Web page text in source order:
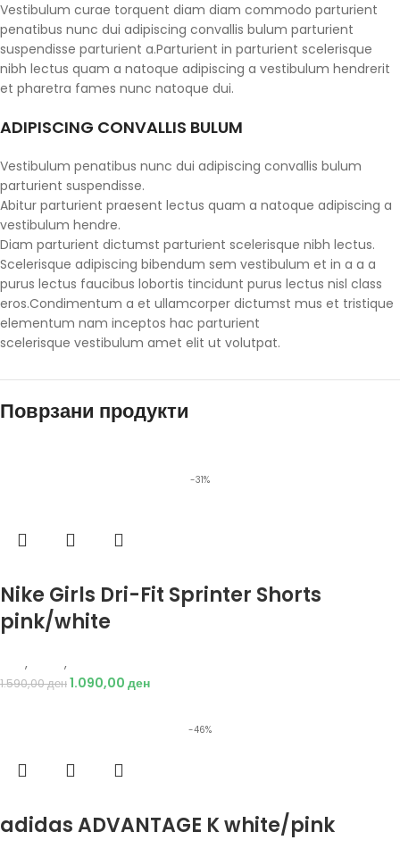
Vestibulum curae torquent diam diam commodo parturient
penatibus nunc dui adipiscing convallis bulum parturient
suspendisse parturient a.Parturient in parturient scelerisque
nibh lectus quam a natoque adipiscing a vestibulum hendrerit
et pharetra fames nunc natoque dui.
ADIPISCING CONVALLIS BULUM
Vestibulum penatibus nunc dui adipiscing convallis bulum
parturient suspendisse.
Abitur parturient praesent lectus quam a natoque adipiscing a
vestibulum hendre.
Diam parturient dictumst parturient scelerisque nibh lectus.
Scelerisque adipiscing bibendum sem vestibulum et in a a a
purus lectus faucibus lobortis tincidunt purus lectus nisl class
eros.Condimentum a et ullamcorper dictumst mus et tristique
elementum nam inceptos hac parturient
scelerisque vestibulum amet elit ut volutpat.
Поврзани продукти
-31%
Nike Girls Dri-Fit Sprinter Shorts
pink/white
, ,
1.590,00ден1.090,00 ден
-46%
adidas ADVANTAGE K white/pink